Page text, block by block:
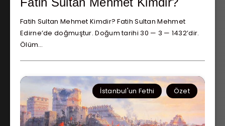
Fatih Sultan Mehmet Kimdir? Fatih Sultan Mehmet
Edirne’de doğmuştur. Doğum tarihi 30 — 3 — 1432’dir.
Ölüm…
İstanbul'un Fethi Özet